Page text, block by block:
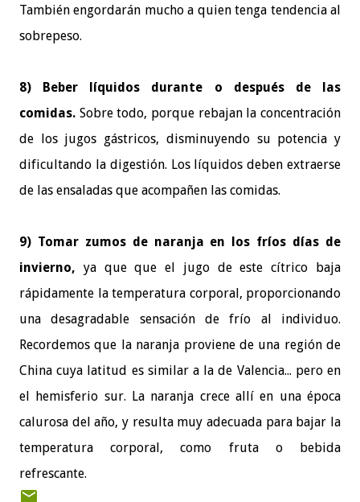
También engordarán mucho a quien tenga tendencia al
sobrepeso.
8) Beber líquidos durante o después de las
comidas. Sobre todo, porque rebajan la concentración
de los jugos gástricos, disminuyendo su potencia y
dificultando la digestión. Los líquidos deben extraerse
de las ensaladas que acompañen las comidas.
9) Tomar zumos de naranja en los fríos días de
invierno, ya que que el jugo de este cítrico baja
rápidamente la temperatura corporal, proporcionando
una desagradable sensación de frío al individuo.
Recordemos que la naranja proviene de una región de
China cuya latitud es similar a la de Valencia... pero en
el hemisferio sur. La naranja crece allí en una época
calurosa del año, y resulta muy adecuada para bajar la
temperatura corporal, como fruta o bebida
refrescante.